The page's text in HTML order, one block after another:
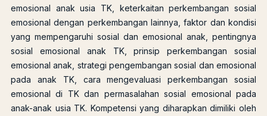
emosional anak usia TK, keterkaitan perkembangan sosial
emosional dengan perkembangan lainnya, faktor dan kondisi
yang mempengaruhi sosial dan emosional anak, pentingnya
sosial emosional anak TK, prinsip perkembangan sosial
emosional anak, strategi pengembangan sosial dan emosional
pada anak TK, cara mengevaluasi perkembangan sosial
emosional di TK dan permasalahan sosial emosional pada
anak-anak usia TK. Kompetensi yang diharapkan dimiliki oleh